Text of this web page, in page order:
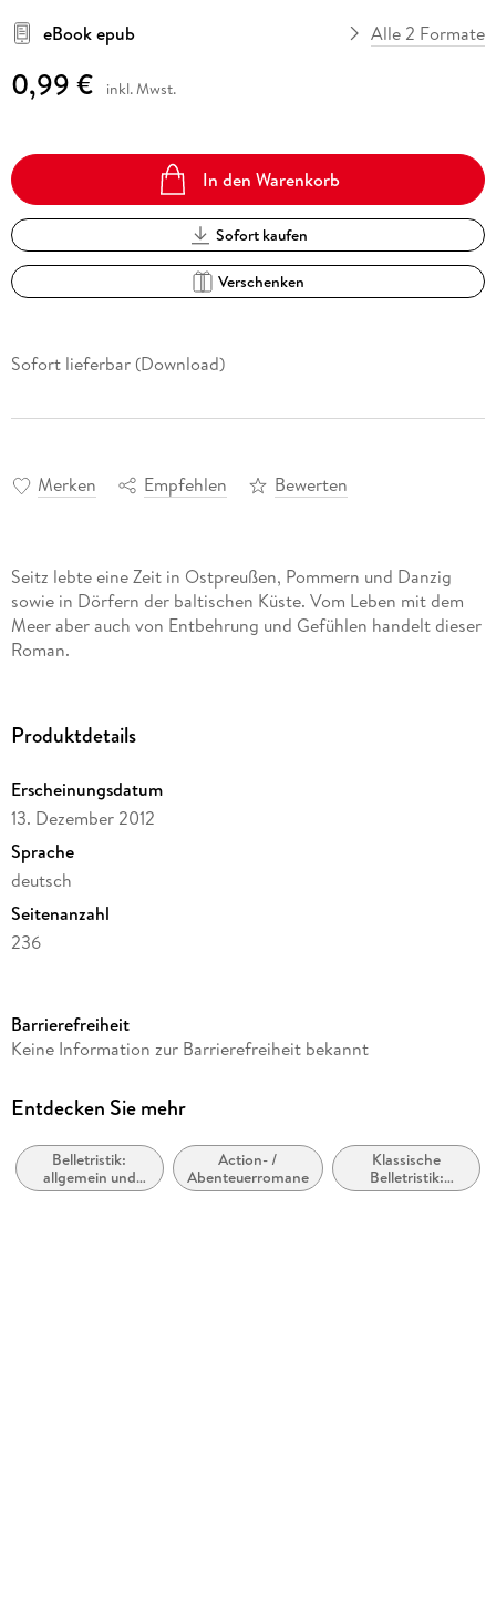
eBook epub
Alle 2 Formate
0,99 € inkl. Mwst.
In den Warenkorb
Sofort kaufen
Verschenken
Sofort lieferbar (Download)
Merken Empfehlen Bewerten
Seitz lebte eine Zeit in Ostpreußen, Pommern und Danzig
sowie in Dörfern der baltischen Küste. Vom Leben mit dem
Meer aber auch von Entbehrung und Gefühlen handelt dieser
Roman.
Produktdetails
Erscheinungsdatum
13. Dezember 2012
Sprache
deutsch
Seitenanzahl
236
Autor/Autorin
Verlag/Hersteller
Kopierschutz
mit Wasserzeichen versehen
Barrierefreiheit
Keine Information zur Barrierefreiheit bekannt
Entdecken Sie mehr
Belletristik:
allgemein und
literarisch
Action- /
Abenteuerromane
Klassische
Belletristik:
allgemein und